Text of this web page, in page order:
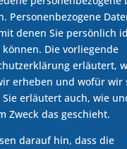
Personenbezogene
denen Sie persönlich
Die vorliegende
erläutert,
erheben und wofür wir
Sie erläutert auch, wie
Zweck das geschieht.
darauf hin, dass die